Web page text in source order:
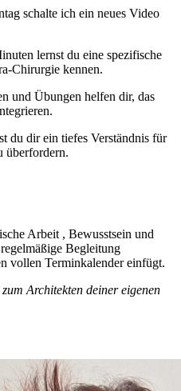
schalte ich ein neues Video
lernst du eine spezifische
Chirurgie kennen.
und Übungen helfen dir, das
du dir ein tiefes Verständnis für
überfordern.
Arbeit , Bewusstsein und
Begleitung
vollen Terminkalender einfügt.
Architekten deiner eigenen